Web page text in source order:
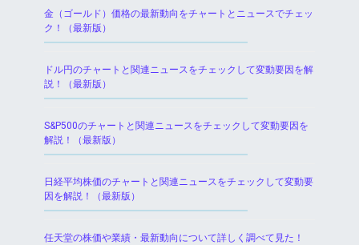
金（ゴールド）価格の最新動向をチャートとニュースでチェッ
ク！（最新版）
ドル円のチャートと関連ニュースをチェックして変動要因を解
説！（最新版）
S&P500のチャートと関連ニュースをチェックして変動要因を
解説！（最新版）
日経平均株価のチャートと関連ニュースをチェックして変動要
因を解説！（最新版）
任天堂の株価や業績・最新動向について詳しく調べて見た！